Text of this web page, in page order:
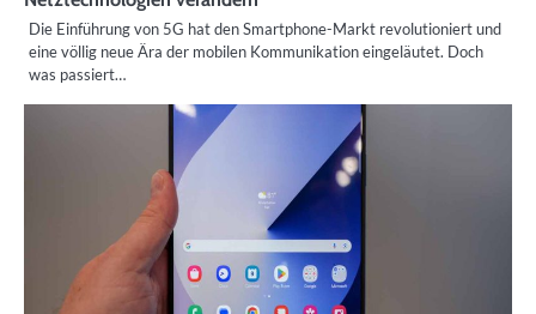
Die Einführung von 5G hat den Smartphone-Markt revolutioniert und
eine völlig neue Ära der mobilen Kommunikation eingeläutet. Doch
was passiert…